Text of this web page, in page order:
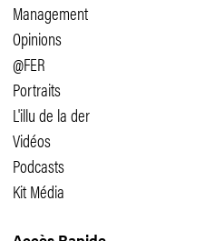
Management
Opinions
@FER
Portraits
L'illu de la der
Vidéos
Podcasts
Kit Média